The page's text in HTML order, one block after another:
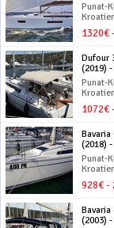
Punat-
Kroatien
1320€
Dufour
(2019)
Punat-
Kroatien
1072€
Bavaria
(2018)
Punat-
Kroatien
928€ -
Bavaria
(2003)